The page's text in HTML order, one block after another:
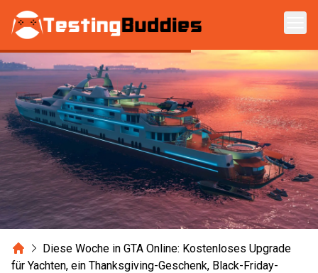
Zum Hauptinhalt springen
HomeDiese Woche in GTA Online: Kostenloses Upgrade
für Yachten, ein Thanksgiving-Geschenk, Black-Friday-